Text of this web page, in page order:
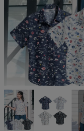
アウトレット
サイズから探す
レーベルから探す